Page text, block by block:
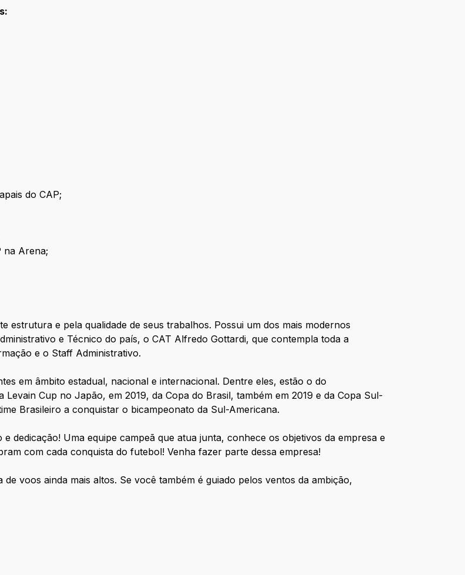
do CAP;
na Arena;
estrutura e pela qualidade de seus trabalhos. Possui um dos mais modernos
e Técnico do país, o CAT Alfredo Gottardi, que contempla toda a
e o Staff Administrativo.
em âmbito estadual, nacional e internacional. Dentre eles, estão o do
Cup no Japão, em 2019, da Copa do Brasil, também em 2019 e da Copa Sul-
Brasileiro a conquistar o bicampeonato da Sul-Americana.
dedicação! Uma equipe campeã que atua junta, conhece os objetivos da empresa e
com cada conquista do futebol! Venha fazer parte dessa empresa!
voos ainda mais altos. Se você também é guiado pelos ventos da ambição,